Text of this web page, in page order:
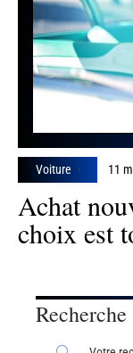
Voiture 11
Achat
choix est
Recherche